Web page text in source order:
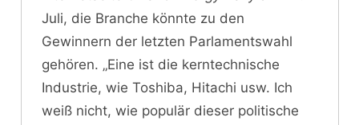
Juli, die Branche könnte zu den
Gewinnern der letzten Parlamentswahl
gehören. „Eine ist die kerntechnische
Industrie, wie Toshiba, Hitachi usw. Ich
weiß nicht, wie populär dieser politische